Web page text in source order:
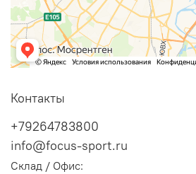
Контакты
+79264783800
info@focus-sport.ru
Склад / Офис: